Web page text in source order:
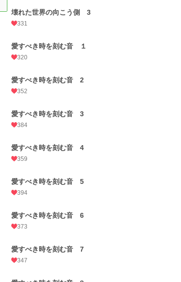
壊れた世界の向こう側 3
331
愛すべき時を刻む音 １
320
愛すべき時を刻む音 2
352
愛すべき時を刻む音 3
384
愛すべき時を刻む音 4
359
愛すべき時を刻む音 5
394
愛すべき時を刻む音 6
373
愛すべき時を刻む音 7
347